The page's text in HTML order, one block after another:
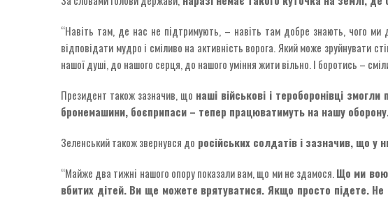
“Навіть там, де нас не підтримують, – навіть там добре знають, чого
відповідати мудро і сміливо на активність ворога. Який може зруйнувати
нашої душі, до нашого серця, до нашого уміння жити вільно. І боротись –
Президент також зазначив, що наші військові і тероборонівці
бронемашини, боєприпаси – тепер працюватимуть на нашу
Зеленський також звернувся до російських солдатів і зазначив, що
“Майже два тижні нашого опору показали вам, що ми не здамося. Що ми
вбитих дітей. Ви ще можете врятуватися. Якщо просто підете.